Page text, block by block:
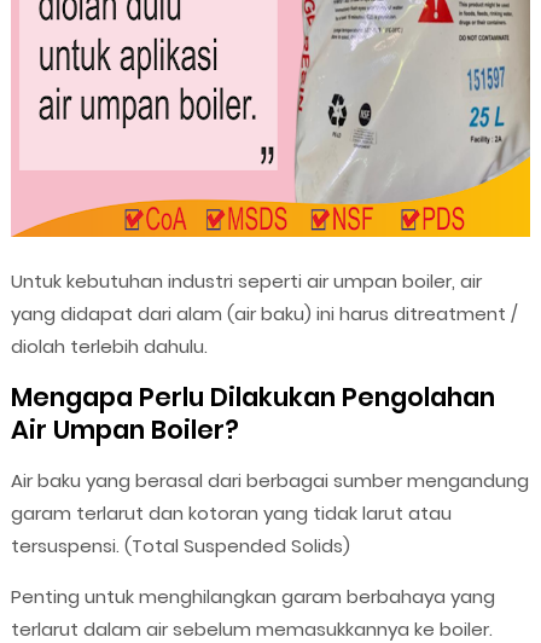
Untuk kebutuhan industri seperti air umpan boiler, air
yang didapat dari alam (air baku) ini harus ditreatment /
diolah terlebih dahulu.
Mengapa Perlu Dilakukan Pengolahan
Air Umpan Boiler?
Air baku yang berasal dari berbagai sumber mengandung
garam terlarut dan kotoran yang tidak larut atau
tersuspensi. (Total Suspended Solids)
Penting untuk menghilangkan garam berbahaya yang
terlarut dalam air sebelum memasukkannya ke boiler.